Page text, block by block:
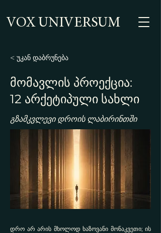
VOX UNIVERSUM
< უკან დაბრუნება
მომავლის პროექცია:
12 არქეტიპული სახლი
გზამკვლევი დროის ლაბირინთში
დრო არ არის მხოლოდ ხაზოვანი მონაკვეთი; ის